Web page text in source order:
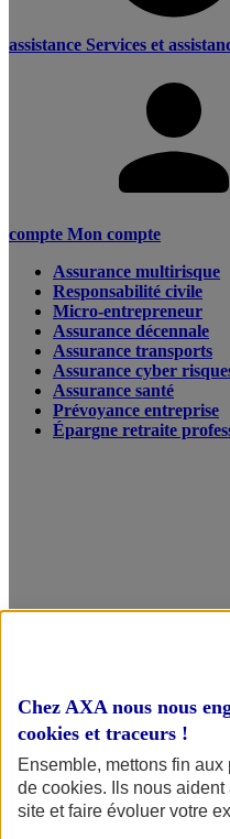
assistance Services et
compte Mon compte
Assurance multirisque
Responsabilité civile
Micro-entrepreneur
Assurance décennale
Assurance transports
Assurance cyber
Assurance santé
Prévoyance entreprise
Épargne retraite
Accueil
Épargne retraite
Chez AXA nous nous
cookies et traceurs !
Ensemble, mettons fin
de cookies. Ils nous
site et faire évoluer votre